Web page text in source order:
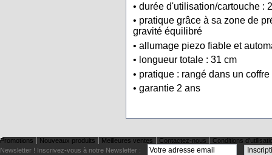
• durée d'utilisation/cartouche :
• pratique grâce à sa zone de
gravité équilibré
• allumage piezo fiable et
• longueur totale : 31 cm
• pratique : rangé dans un
• garantie 2 ans
Promotions Nouveaux produits Meilleures ventes Contactez-nous
Conditions
Newsletter ! Inscrivez-vous à notre Newsletter :